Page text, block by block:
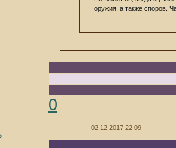
оружия, а также споров.
0
02.12.2017 22:09